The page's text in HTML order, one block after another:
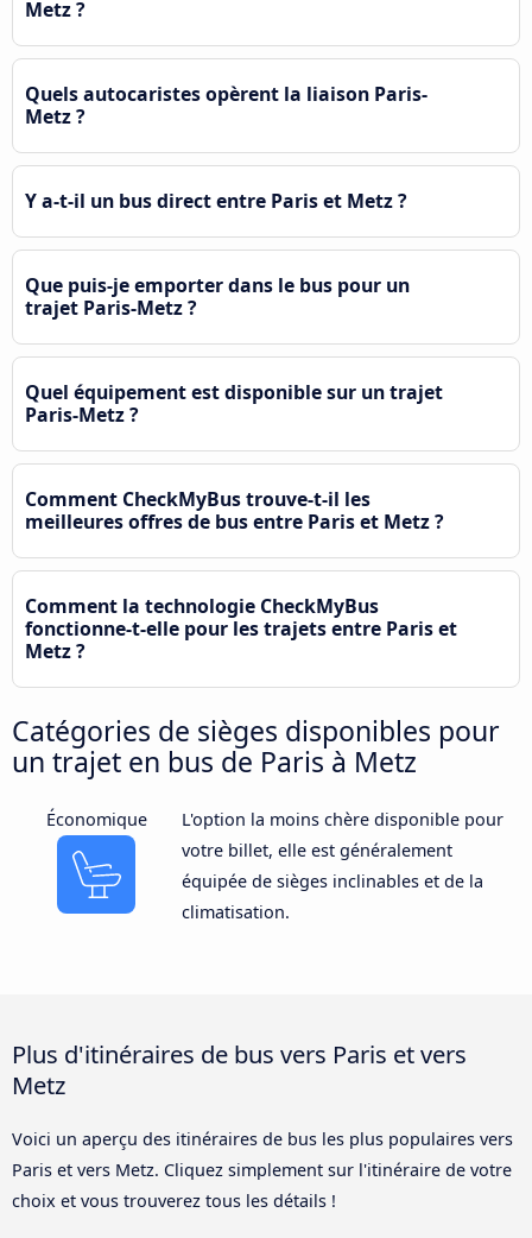
Metz ?
Quels autocaristes opèrent la liaison Paris-
Metz ?
Y a-t-il un bus direct entre Paris et Metz ?
Que puis-je emporter dans le bus pour un
trajet Paris-Metz ?
Quel équipement est disponible sur un trajet
Paris-Metz ?
Comment CheckMyBus trouve-t-il les
meilleures offres de bus entre Paris et Metz ?
Comment la technologie CheckMyBus
fonctionne-t-elle pour les trajets entre Paris et
Metz ?
Catégories de sièges disponibles pour
un trajet en bus de Paris à Metz
Économique
L'option la moins chère disponible pour
votre billet, elle est généralement
équipée de sièges inclinables et de la
climatisation.
Plus d'itinéraires de bus vers Paris et vers
Metz
Voici un aperçu des itinéraires de bus les plus populaires vers
Paris et vers Metz. Cliquez simplement sur l'itinéraire de votre
choix et vous trouverez tous les détails !